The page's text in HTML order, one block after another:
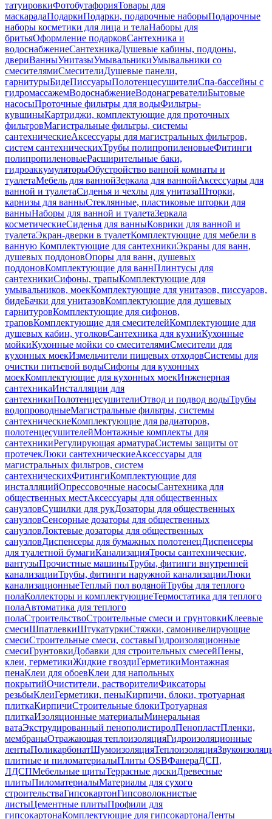
татуировкиФотобутафорияТовары для
маскарадаПодаркиПодарки, подарочные наборыПодарочные
наборы косметики для лица и телаНаборы для
бритьяОформление подарковСантехника и
водоснабжениеСантехникаДушевые кабины, поддоны,
двериВанныУнитазыУмывальникиУмывальники со
смесителямиСмесителиДушевые панели,
гарнитурыБидеПиссуарыПолотенцесушителиСпа-бассейны с
гидромассажемВодоснабжениеВодонагревателиБытовые
насосыПроточные фильтры для водыФильтры-
кувшиныКартриджи, комплектующие для проточных
фильтровМагистральные фильтры, системы
сантехническиеАксессуары для магистральных фильтров,
систем сантехническихТрубы полипропиленовыеФитинги
полипропиленовыеРасширительные баки,
гидроаккумуляторыОбустройство ванной комнаты и
туалетаМебель для ваннойЗеркала для ваннойАксессуары для
ванной и туалетаСиденья и чехлы для унитазаШторки,
карнизы для ванныСтеклянные, пластиковые шторки для
ванныНаборы для ванной и туалетаЗеркала
косметическиеСиденья для ванныКоврики для ванной и
туалетаЭкран-дверки в туалетКомплектующие для мебели в
ванную Комплектующие для сантехникиЭкраны для ванн,
душевых поддоновОпоры для ванн, душевых
поддоновКомплектующие для ваннПлинтусы для
сантехникиСифоны, трапыКомплектующие для
умывальников, моекКомплектующие для унитазов, писсуаров,
бидеБачки для унитазовКомплектующие для душевых
гарнитуровКомплектующие для сифонов,
траповКомплектующие для смесителейКомплектующие для
душевых кабин, уголковСантехника для кухниКухонные
мойкиКухонные мойки со смесителямиСмесители для
кухонных моекИзмельчители пищевых отходовСистемы для
очистки питьевой водыСифоны для кухонных
моекКомплектующие для кухонных моекИнженерная
сантехникаИнсталляции для
сантехникиПолотенцесушителиОтвод и подвод водыТрубы
водопроводныеМагистральные фильтры, системы
сантехническиеКомплектующие для радиаторов,
полотенцесушителейМонтажные комплекты для
сантехникиРегулирующая арматураСистемы защиты от
протечекЛюки сантехническиеАксессуары для
магистральных фильтров, систем
сантехническихФитингиКомплектующие для
инсталляцийОпрессовочные насосыСантехника для
общественных местАксессуары для общественных
санузловСушилки для рукДозаторы для общественных
санузловСенсорные дозаторы для общественных
санузловЛоктевые дозаторы для общественных
санузловДиспенсеры для бумажных полотенецДиспенсеры
для туалетной бумагиКанализацияТросы сантехнические,
вантузыПрочистные машиныТрубы, фитинги внутренней
канализацииТрубы, фитинги наружной канализацииЛюки
канализационныеТеплый пол водянойТрубы для теплого
полаКоллекторы и комплектующиеТермостатика для теплого
полаАвтоматика для теплого
полаСтроительствоСтроительные смеси и грунтовкиКлеевые
смесиШпатлевкиШтукатуркиСтяжки, самонивелирующие
смесиСтроительные смеси, составыГидроизоляционные
смесиГрунтовкиДобавки для строительных смесейПены,
клеи, герметикиЖидкие гвоздиГерметикиМонтажная
пенаКлеи для обоевКлеи для напольных
покрытийОчистители, растворителиФиксаторы
резьбыКлеиГерметики, пеныКирпичи, блоки, тротуарная
плиткаКирпичиСтроительные блокиТротуарная
плиткаИзоляционные материалыМинеральная
ватаЭкструдированный пенополистиролПенопластПленки,
мембраныОтражающая теплоизоляцияГидроизоляционные
лентыПоликарбонатШумоизоляцияТеплоизоляция
плитные и пиломатериалыПлиты OSBФанераДСП,
ЛДСПМебельные щитыТеррасные доскиДревесные
плитыПиломатериалыМатериалы для сухого
строительстваГипсокартонГипсоволокнистые
листыЦементные плитыПрофили для
гипсокартонаКомплектующие для гипсокартонаЛенты